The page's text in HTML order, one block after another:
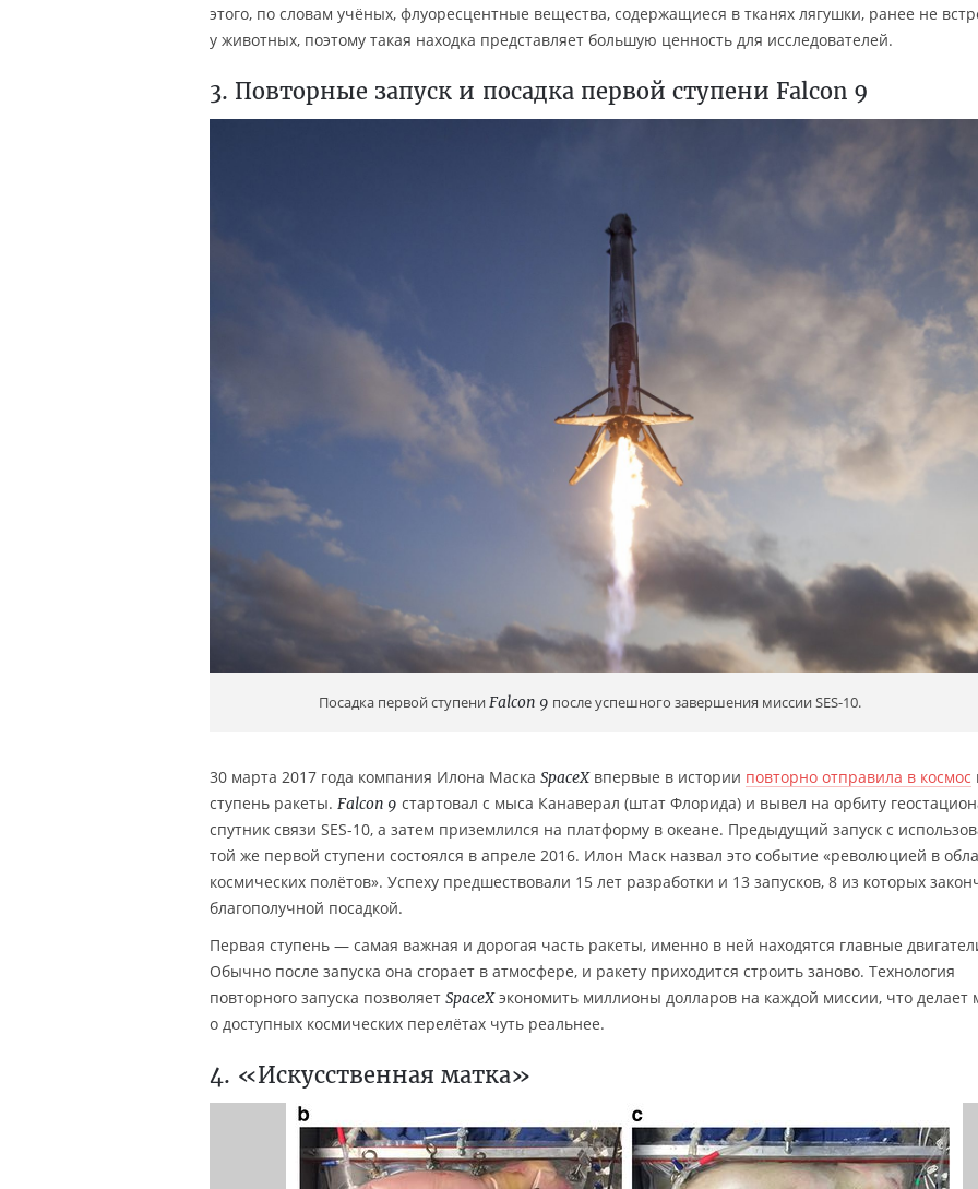
этого, по словам учёных, флуоресцентные вещества, содержащиеся в тканях лягушки, ранее не
у животных, поэтому такая находка представляет большую ценность для исследователей.
3. Повторные запуск и посадка первой ступени Falcon 9
Посадка первой ступени Falcon 9 после успешного завершения миссии SES-10.
30 марта 2017 года компания Илона Маска SpaceXвпервые в истории повторно отправила в космос
ступень ракеты. Falcon 9 стартовал с мыса Канаверал (штат Флорида) и вывел на орбиту
спутник связи SES-10, а затем приземлился на платформу в океане. Предыдущий запуск с
той же первой ступени состоялся в апреле 2016. Илон Маск назвал это событие «революцией в
космических полётов». Успеху предшествовали 15 лет разработки и 13 запусков, 8 из которых
благополучной посадкой.
Первая ступень — самая важная и дорогая часть ракеты, именно в ней находятся главные
Обычно после запуска она сгорает в атмосфере, и ракету приходится строить заново. Технология
повторного запуска позволяет SpaceXэкономить миллионы долларов на каждой миссии, что делает
о доступных космических перелётах чуть реальнее.
4. «Искусственная матка»